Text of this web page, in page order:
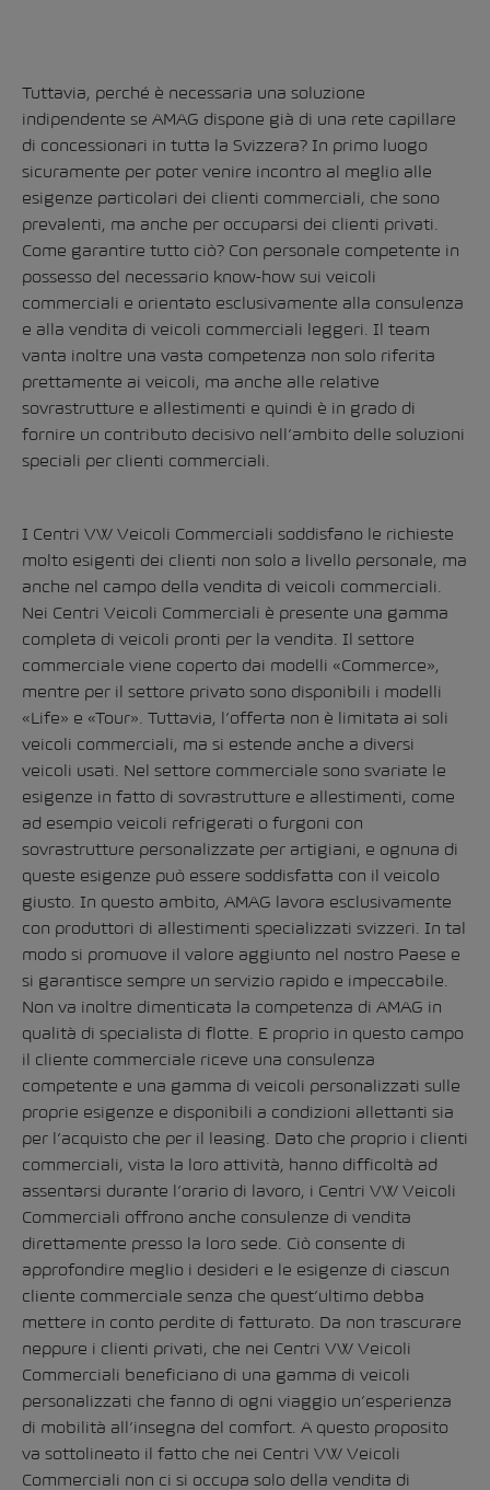
Tuttavia, perché è necessaria una soluzione
indipendente se AMAG dispone già di una rete capillare
di concessionari in tutta la Svizzera? In primo luogo
sicuramente per poter venire incontro al meglio alle
esigenze particolari dei clienti commerciali, che sono
prevalenti, ma anche per occuparsi dei clienti privati.
Come garantire tutto ciò? Con personale competente in
possesso del necessario know-how sui veicoli
commerciali e orientato esclusivamente alla consulenza
e alla vendita di veicoli commerciali leggeri. Il team
vanta inoltre una vasta competenza non solo riferita
prettamente ai veicoli, ma anche alle relative
sovrastrutture e allestimenti e quindi è in grado di
fornire un contributo decisivo nell’ambito delle soluzioni
speciali per clienti commerciali.
I Centri VW Veicoli Commerciali soddisfano le richieste
molto esigenti dei clienti non solo a livello personale, ma
anche nel campo della vendita di veicoli commerciali.
Nei Centri Veicoli Commerciali è presente una gamma
completa di veicoli pronti per la vendita. Il settore
commerciale viene coperto dai modelli «Commerce»,
mentre per il settore privato sono disponibili i modelli
«Life» e «Tour». Tuttavia, l’offerta non è limitata ai soli
veicoli commerciali, ma si estende anche a diversi
veicoli usati. Nel settore commerciale sono svariate le
esigenze in fatto di sovrastrutture e allestimenti, come
ad esempio veicoli refrigerati o furgoni con
sovrastrutture personalizzate per artigiani, e ognuna di
queste esigenze può essere soddisfatta con il veicolo
giusto. In questo ambito, AMAG lavora esclusivamente
con produttori di allestimenti specializzati svizzeri. In tal
modo si promuove il valore aggiunto nel nostro Paese e
si garantisce sempre un servizio rapido e impeccabile.
Non va inoltre dimenticata la competenza di AMAG in
qualità di specialista di flotte. E proprio in questo campo
il cliente commerciale riceve una consulenza
competente e una gamma di veicoli personalizzati sulle
proprie esigenze e disponibili a condizioni allettanti sia
per l’acquisto che per il leasing. Dato che proprio i clienti
commerciali, vista la loro attività, hanno difficoltà ad
assentarsi durante l’orario di lavoro, i Centri VW Veicoli
Commerciali offrono anche consulenze di vendita
direttamente presso la loro sede. Ciò consente di
approfondire meglio i desideri e le esigenze di ciascun
cliente commerciale senza che quest’ultimo debba
mettere in conto perdite di fatturato. Da non trascurare
neppure i clienti privati, che nei Centri VW Veicoli
Commerciali beneficiano di una gamma di veicoli
personalizzati che fanno di ogni viaggio un’esperienza
di mobilità all’insegna del comfort. A questo proposito
va sottolineato il fatto che nei Centri VW Veicoli
Commerciali non ci si occupa solo della vendita di